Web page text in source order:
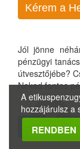
Kérem a
Jól jönne
pénzügyi
útvesztőjébe?
Neked fontos
A
hozzájárulsz a
RENDBEN